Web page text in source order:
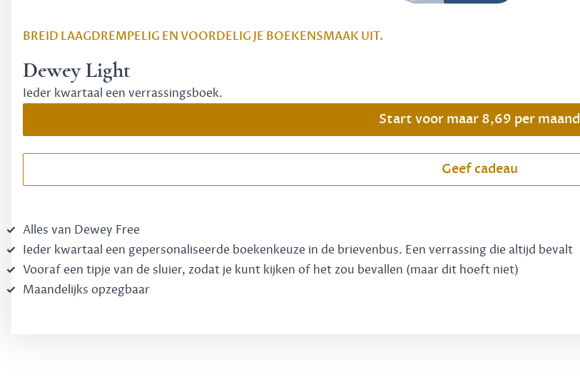
BREID LAAGDREMPELIG EN VOORDELIG JE BOEKENSMAAK UIT.
Dewey Light
Ieder kwartaal een verrassingsboek.
Start voor maar 8,69 per maand
Geef cadeau
Alles van Dewey Free
Ieder kwartaal een gepersonaliseerde boekenkeuze in de brievenbus. Een verrassing die altijd bevalt
Vooraf een tipje van de sluier, zodat je kunt kijken of het zou bevallen (maar dit hoeft niet)
Maandelijks opzegbaar